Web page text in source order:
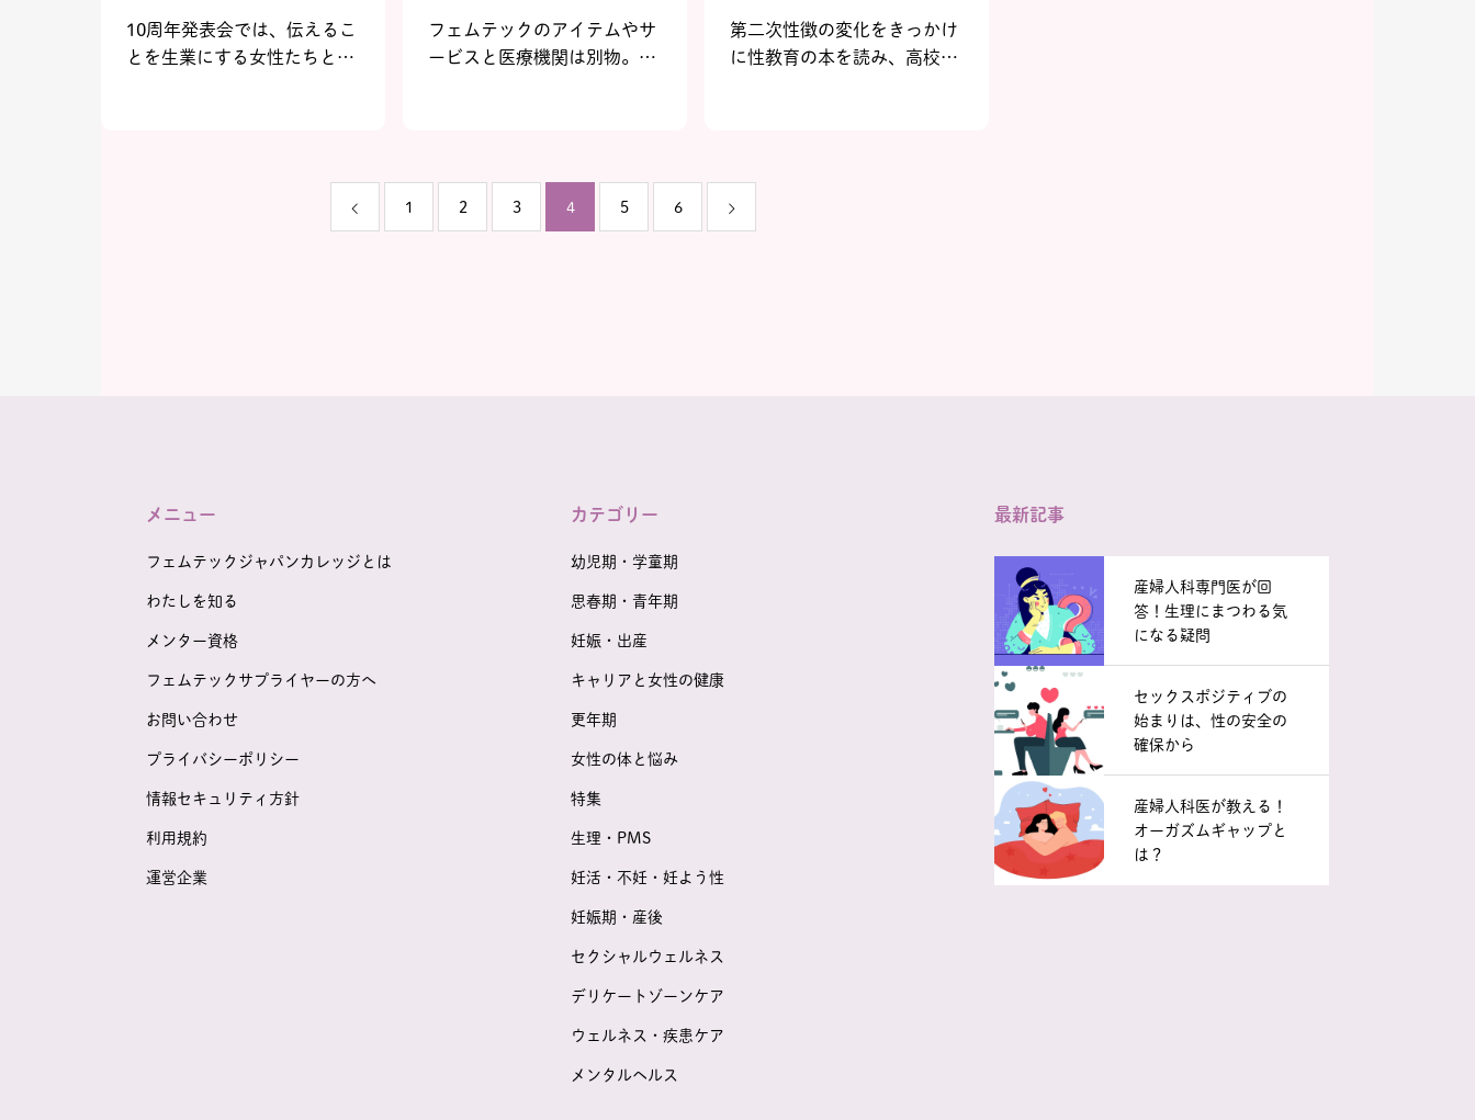
10周年発表会では、伝えるこ
とを生業にする女性たちとの
フェムテックのアイテムやサ
ービスと医療機関は別物。テ
第二次性徴の変化をきっかけ
に性教育の本を読み、高校生
1 2 3 4 5 6
メニュー
フェムテックジャパンカレッジとは
わたしを知る
メンター資格
フェムテックサプライヤーの方へ
お問い合わせ
プライバシーポリシー
情報セキュリティ方針
利用規約
運営企業
カテゴリー
幼児期・学童期
思春期・青年期
妊娠・出産
キャリアと女性の健康
更年期
女性の体と悩み
特集
生理・PMS
妊活・不妊・妊よう性
妊娠期・産後
セクシャルウェルネス
デリケートゾーンケア
ウェルネス・疾患ケア
メンタルヘルス
最新記事
産婦人科専門医が回
答！生理にまつわる気
になる疑問
セックスポジティブの
始まりは、性の安全の
確保から
産婦人科医が教える！
オーガズムギャップと
は？